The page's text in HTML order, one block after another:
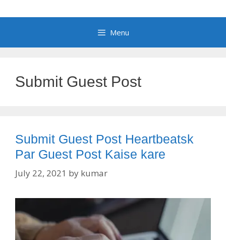
Menu
Submit Guest Post
Submit Guest Post Heartbeatsk
Par Guest Post Kaise kare
July 22, 2021 by kumar